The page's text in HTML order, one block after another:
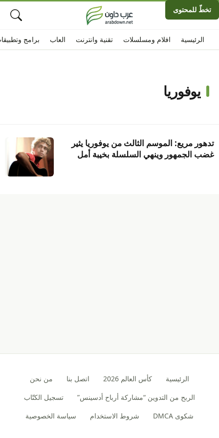
تخطّ للمحتوى
الرئيسية افلام ومسلسلات تقنية وانترنت العاب برامج
يوفوريا
تدهور مريع: الموسم الثالث من يوفوريا يثير
غضب الجمهور وينهي السلسلة بخيبة أمل
الرئيسية كأس العالم 2026 اتصل بنا
من نحن
الربح من التدوين “مشاركة أرباح أدسينس”
تسجيل الكتّاب
شكوى DMCA
شروط الاستخدام سياسة الخصوصية